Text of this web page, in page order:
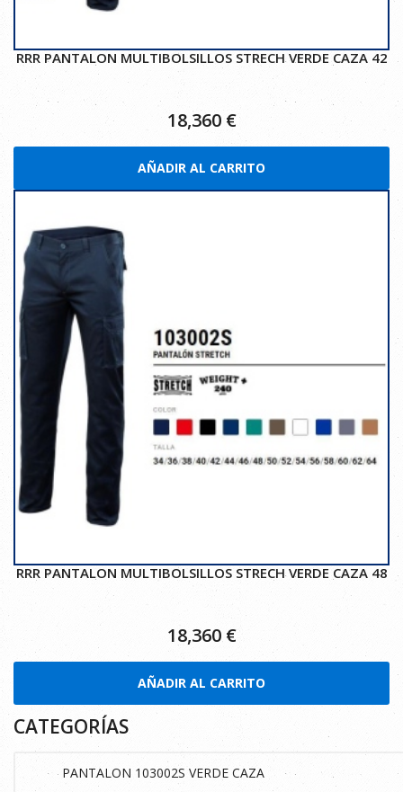
RRR PANTALON MULTIBOLSILLOS STRECH VERDE CAZA 42
18,360 €
AÑADIR AL CARRITO
RRR PANTALON MULTIBOLSILLOS STRECH VERDE CAZA 48
18,360€
AÑADIR AL CARRITO
CATEGORÍAS